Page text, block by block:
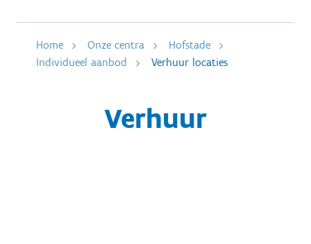
Home Onze centra
Hofstade
Individueel aanbod
Verhuur locaties
Verhuur